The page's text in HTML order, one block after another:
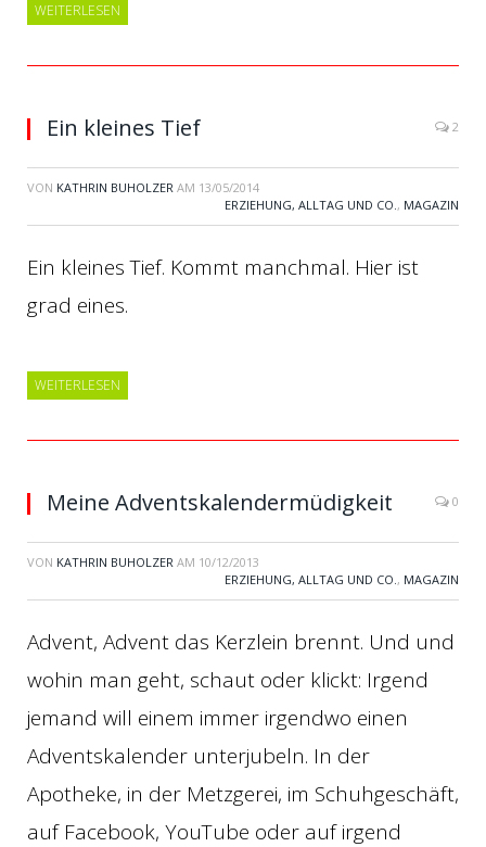
WEITERLESEN
Ein kleines Tief 2
VON KATHRIN BUHOLZER AM 13/05/2014
ERZIEHUNG, ALLTAG UND CO., MAGAZIN
Ein kleines Tief. Kommt manchmal. Hier ist
grad eines.
WEITERLESEN
Meine Adventskalendermüdigkeit 0
VON KATHRIN BUHOLZER AM 10/12/2013
ERZIEHUNG, ALLTAG UND CO. , MAGAZIN
Advent, Advent das Kerzlein brennt. Und und
wohin man geht, schaut oder klickt: Irgend
jemand will einem immer irgendwo einen
Adventskalender unterjubeln. In der
Apotheke, in der Metzgerei, im Schuhgeschäft,
auf Facebook, YouTube oder auf irgend